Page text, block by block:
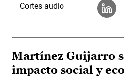
Cortes audio
Martínez Guijarro
impacto social y